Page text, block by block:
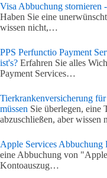
Visa Abbuchung
Haben Sie eine
wissen nicht,…
PPS Perfunctio Payment
ist's? Erfahren Sie alles
Payment Services…
Tierkrankenversicherung
müssen Sie überlegen, eine
abzuschließen, aber
Apple Services Abbuchung
eine Abbuchung von
Kontoauszug…